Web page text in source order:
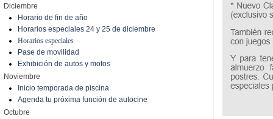
Diciembre
Horario de fin de año
Horarios especiales 24 y 25 de diciembre
Horarios especiales
Pase de movilidad
Exhibición de autos y motos
Noviembre
Inicio temporada de piscina
Agenda tu próxima función de autocine
Octubre